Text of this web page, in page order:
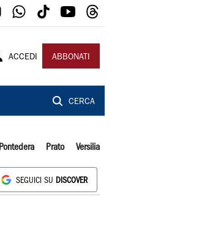
ACCEDI ABBONATI
CERCA
Pontedera Prato Versilia
SEGUICI SU DISCOVER